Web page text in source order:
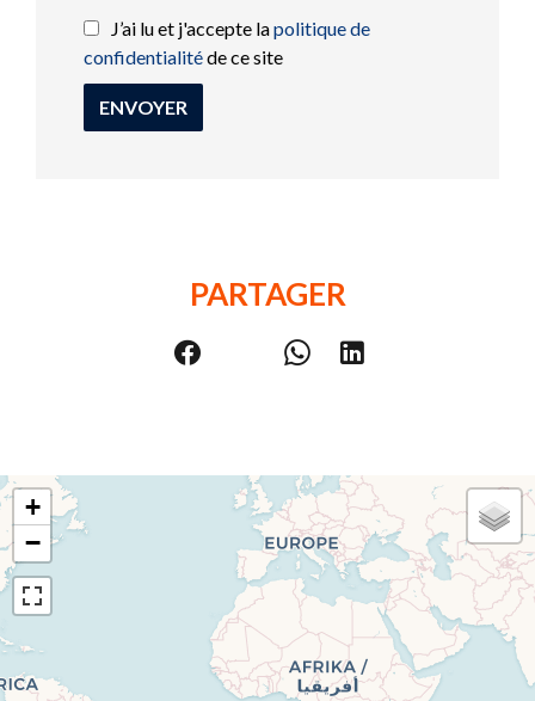
J’ai lu et j'accepte lapolitique de
confidentialitéde ce site
ENVOYER
PARTAGER
+
−